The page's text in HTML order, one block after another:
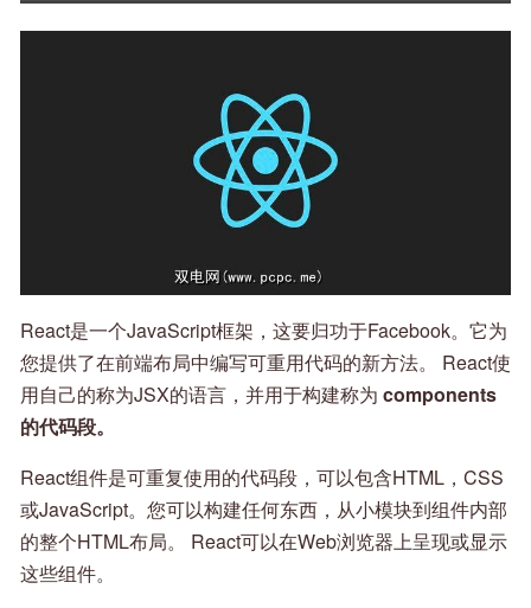
React是一个JavaScript框架，这要归功于Facebook。它为
您提供了在前端布局中编写可重用代码的新方法。 React使
用自己的称为JSX的语言，并用于构建称为 components
的代码段。
React组件是可重复使用的代码段，可以包含HTML，CSS
或JavaScript。您可以构建任何东西，从小模块到组件内部
的整个HTML布局。 React可以在Web浏览器上呈现或显示
这些组件。